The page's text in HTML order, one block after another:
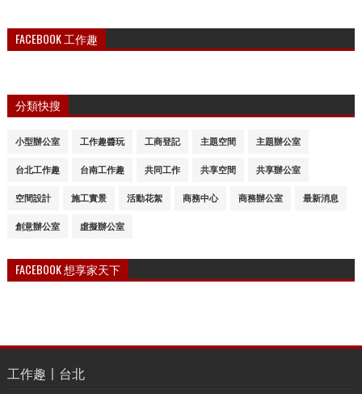
FACEBOOK 工作趣
分類快搜
小型辦公室 工作趣醬玩 工商登記 主題空間 主題辦公室
台北工作趣 台南工作趣 共同工作 共享空間 共享辦公室
空間設計 施工實景 活動花絮 商務中心 商務辦公室 最新消息
創意辦公室 虛擬辦公室
FACEBOOK 想享家天下
工作趣〡台北